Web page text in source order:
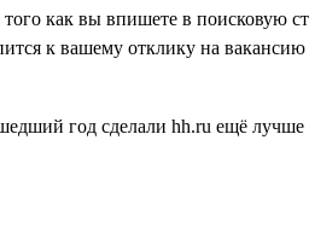
как вы впишете в поисковую
к вашему отклику на